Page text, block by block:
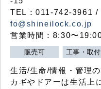
TEL：011-742-3961
fo@shineilock.co.jp
営業時間：8:30〜
販売可 工事・取
生活/生命/情報・管理
カギやドアーは生活上